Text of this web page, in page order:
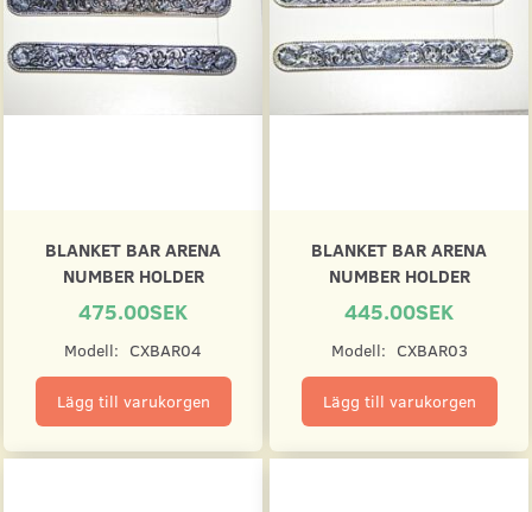
BLANKET BAR ARENA
NUMBER HOLDER
475.00SEK
Modell: CXBAR04
Lägg till varukorgen
BLANKET BAR ARENA
NUMBER HOLDER
445.00SEK
Modell: CXBAR03
Lägg till varukorgen